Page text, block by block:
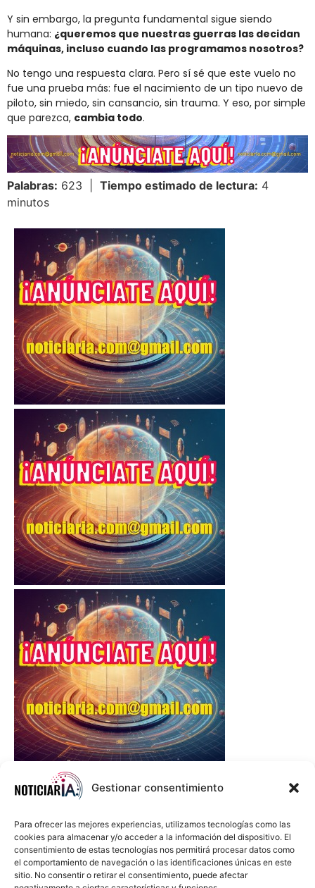
Gestionar consentimiento
Para ofrecer las mejores experiencias, utilizamos tecnologías como las
cookies para almacenar y/o acceder a la información del dispositivo. El
consentimiento de estas tecnologías nos permitirá procesar datos como
el comportamiento de navegación o las identificaciones únicas en este
sitio. No consentir o retirar el consentimiento, puede afectar
Y sin embargo, la pregunta fundamental sigue siendo
humana: ¿queremos que nuestras guerras las decidan
máquinas, incluso cuando las programamos nosotros?
No tengo una respuesta clara. Pero sí sé que este vuelo no
fue una prueba más: fue el nacimiento de un tipo nuevo de
piloto, sin miedo, sin cansancio, sin trauma. Y eso, por simple
que parezca, cambia todo.
Palabras: 623 | Tiempo estimado de lectura: 4
minutos